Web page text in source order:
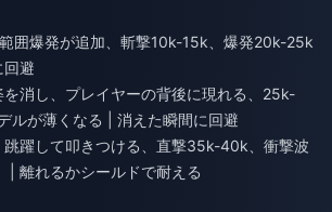
囲爆発が追加、斬撃10k-15k、爆発20k-25k
回避
を消し、プレイヤーの背後に現れる、25k-
ルが薄くなる | 消えた瞬間に回避
跳躍して叩きつける、直撃35k-40k、衝撃波
| 離れるかシールドで耐える